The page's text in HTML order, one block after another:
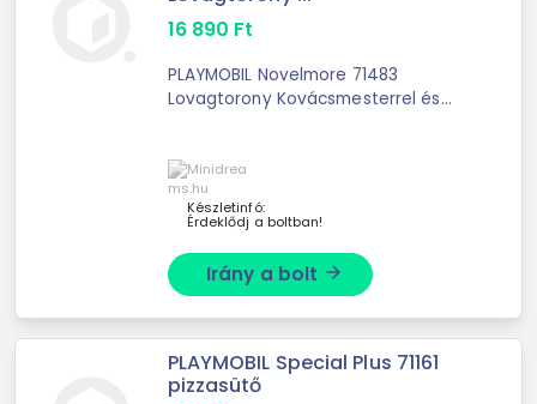
16 890 Ft
PLAYMOBIL Novelmore 71483
Lovagtorony Kovácsmesterrel és
gyerekeknek Kalandos szerepjátékok
...
Készletinfó:
Érdeklődj a boltban!
Irány a bolt arrow_forward
PLAYMOBIL Special Plus 71161
pizzasütő